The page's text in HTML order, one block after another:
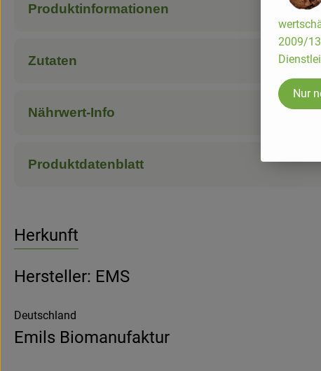
Produktinformationen
Zutaten
Nährwert-Info
Produktdatenblatt
Herkunft
Hersteller: EMS
Deutschland
Emils Biomanufaktur
2009/
Nur